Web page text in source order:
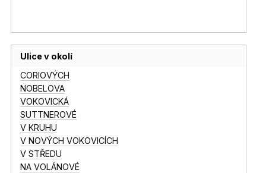
Ulice v okolí
CORIOVÝCH
NOBELOVA
VOKOVICKÁ
SUTTNEROVÉ
V KRUHU
V NOVÝCH VOKOVICÍCH
V STŘEDU
NA VOLÁNOVÉ